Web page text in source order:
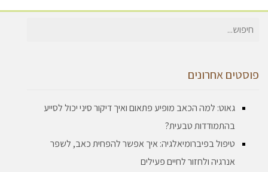
חיפוש
פוסטים אחרונים
גאוט: למה הכאב מופיע פתאום ואיך דיקור סיני יכול לסייע
בהתמודדות טבעית?
טיפול בפיברומיאלגיה: איך אפשר להפחית כאב, לשפר
אנרגיה ולחזור לחיים פעילים